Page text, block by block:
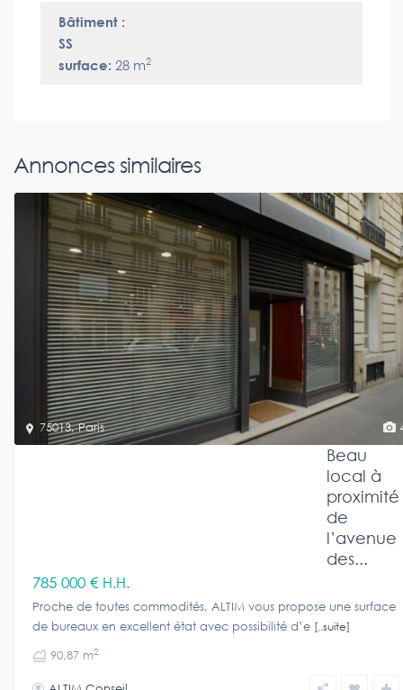
Bâtiment :
SS
surface: 28 m2
Annonces similaires
75013,Paris
Beau
local à
proximité
de
l’avenue
des...
785 000 € H.H.
Proche de toutes commodités, ALTIM vous propose une surface
de bureaux en excellent état avec possibilité d’e [..suite]
90,87 m2